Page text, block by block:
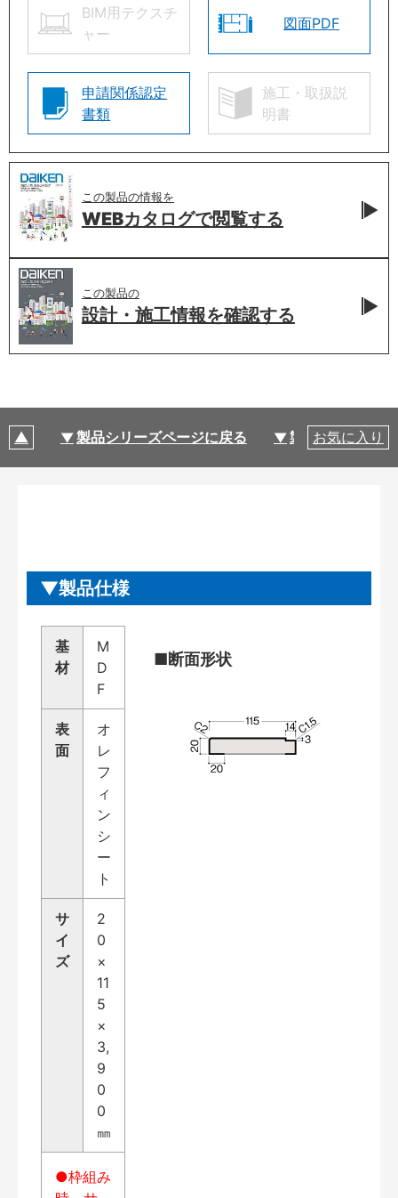
BIM用テクスチ
ャー
図面PDF
申請関係認定
書類
施工・取扱説
明書
この製品の情報を
WEBカタログで閲覧する
この製品の
設計・施工情報を確認する
製品シリーズページに戻る 製品仕様
お気に入り
製品仕様
基
材
M
D
F
表
面
オ
レ
フ
ィ
ン
シ
ー
ト
サ
イ
ズ
2
0
×
11
5
×
3,
9
0
0
㎜
●枠組み
■断面形状